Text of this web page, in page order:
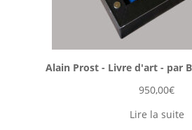
Alain Prost - Livre d'art - par
950,00€
Lire la suite